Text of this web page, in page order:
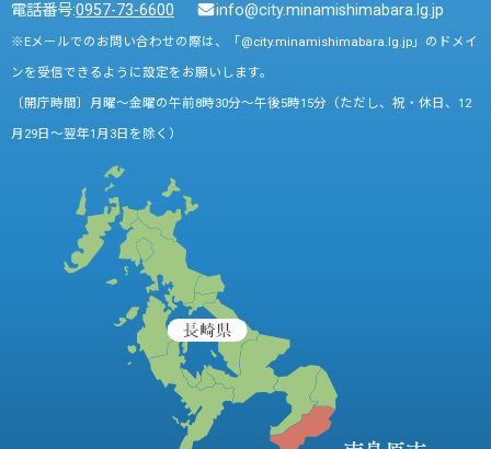
電話番号:0957-73-6600 info@city.minamishimabara.lg.jp
※Eメールでのお問い合わせの際は、「@city.minamishimabara.lg.jp」のドメイ
ンを受信できるように設定をお願いします。
〔開庁時間〕月曜～金曜の午前8時30分～午後5時15分（ただし、祝・休日、12
月29日～翌年1月3日を除く）